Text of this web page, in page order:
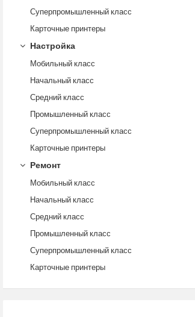
Суперпромышленный класс
Карточные принтеры
Настройка
Мобильный класс
Начальный класс
Средний класс
Промышленный класс
Суперпромышленный класс
Карточные принтеры
Ремонт
Мобильный класс
Начальный класс
Средний класс
Промышленный класс
Суперпромышленный класс
Карточные принтеры